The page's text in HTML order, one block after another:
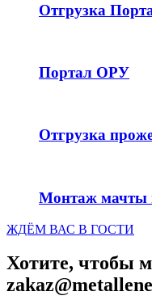
Отгрузка
Портал ОРУ
Отгрузка
Монтаж мачты
ЖДЁМ ВАС В ГОСТИ
Хотите, чтобы